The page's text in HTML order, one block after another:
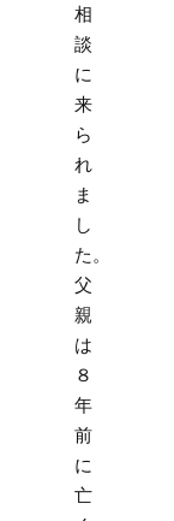
相
談
に
来
ら
れ
ま
し
た。
父
親
は
８
年
前
に
亡